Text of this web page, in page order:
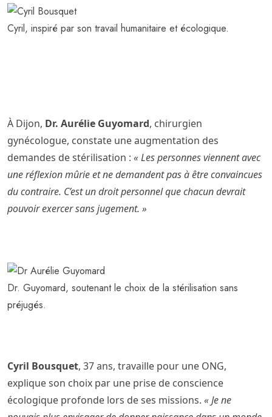
Cyril, inspiré par son travail humanitaire et écologique.
À Dijon, Dr. Aurélie Guyomard, chirurgien
gynécologue, constate une augmentation des
demandes de stérilisation : « Les personnes viennent avec
une réflexion mûrie et ne demandent pas à être convaincues
du contraire. C’est un droit personnel que chacun devrait
pouvoir exercer sans jugement. »
Dr. Guyomard, soutenant le choix de la stérilisation sans
préjugés.
Cyril Bousquet, 37 ans, travaille pour une ONG,
explique son choix par une prise de conscience
écologique profonde lors de ses missions. « Je ne